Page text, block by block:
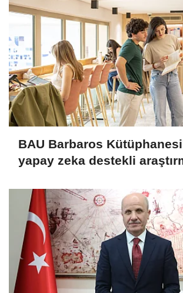
BAU Barbaros
yapay zeka destekli